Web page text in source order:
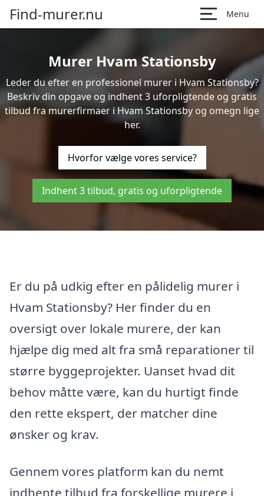
Find-murer.nu Menu
Murer Hvam Stationsby
Leder du efter en professionel murer i Hvam Stationsby?
Beskriv din opgave og indhent 3 uforpligtende og gratis
tilbud fra murerfirmaer i Hvam Stationsby og omegn lige
her.
Hvorfor vælge vores service?
Indhent 3 tilbud, gratis og uforpligtende
Er du på udkig efter en pålidelig murer i
Hvam Stationsby? Her finder du en
oversigt over lokale murere, der kan
hjælpe dig med alt fra små reparationer til
større byggeprojekter. Uanset hvad dit
behov måtte være, kan du hurtigt finde
den rette ekspert, der matcher dine
ønsker og krav.
Gennem vores platform kan du nemt